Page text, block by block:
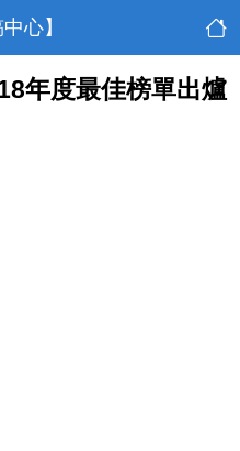
心】
年度最佳榜單出爐